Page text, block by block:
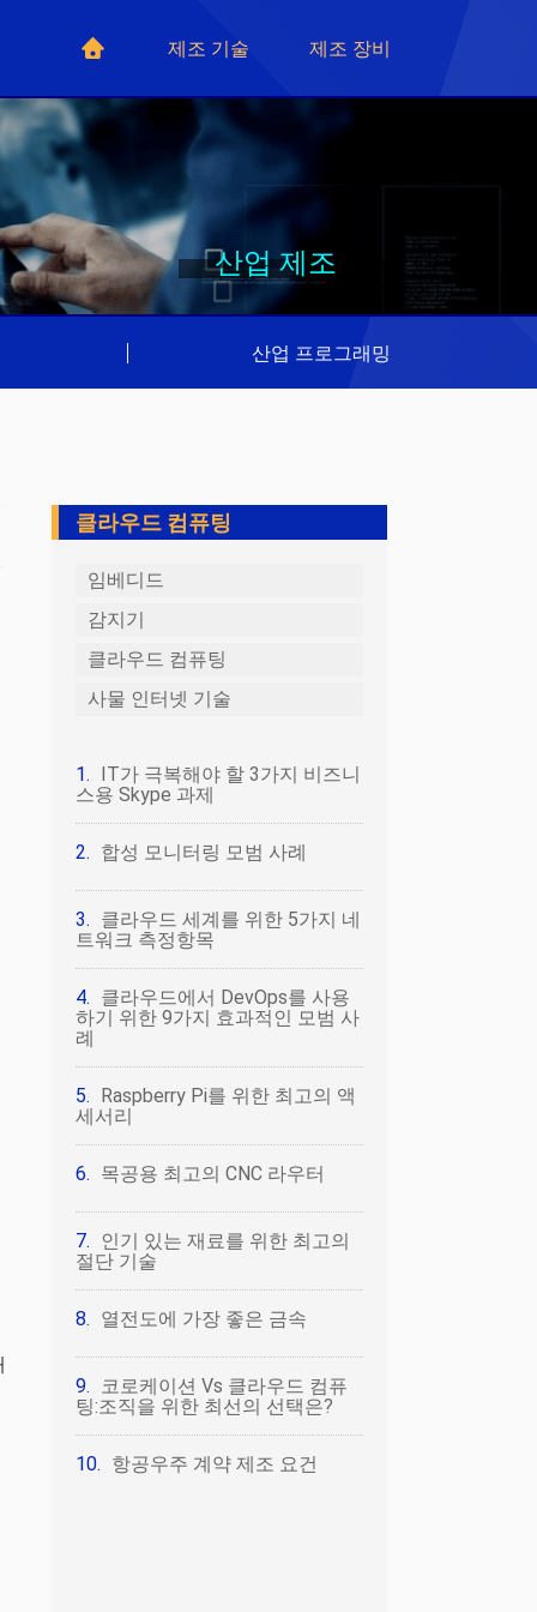
제조 기술 제조 장비
산업 제조
산업 프로그래밍
클라우드 컴퓨팅
임베디드
감지기
클라우드 컴퓨팅
사물 인터넷 기술
IT가 극복해야 할 3가지 비즈니
스용 Skype 과제
합성 모니터링 모범 사례
클라우드 세계를 위한 5가지 네
트워크 측정항목
클라우드에서 DevOps를 사용
하기 위한 9가지 효과적인 모범 사
례
Raspberry Pi를 위한 최고의 액
세서리
목공용 최고의 CNC 라우터
인기 있는 재료를 위한 최고의
절단 기술
열전도에 가장 좋은 금속
코로케이션 Vs 클라우드 컴퓨
팅:조직을 위한 최선의 선택은?
항공우주 계약 제조 요건